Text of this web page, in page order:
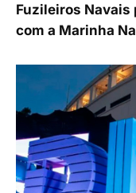
Fuzileiros
com a Marinha